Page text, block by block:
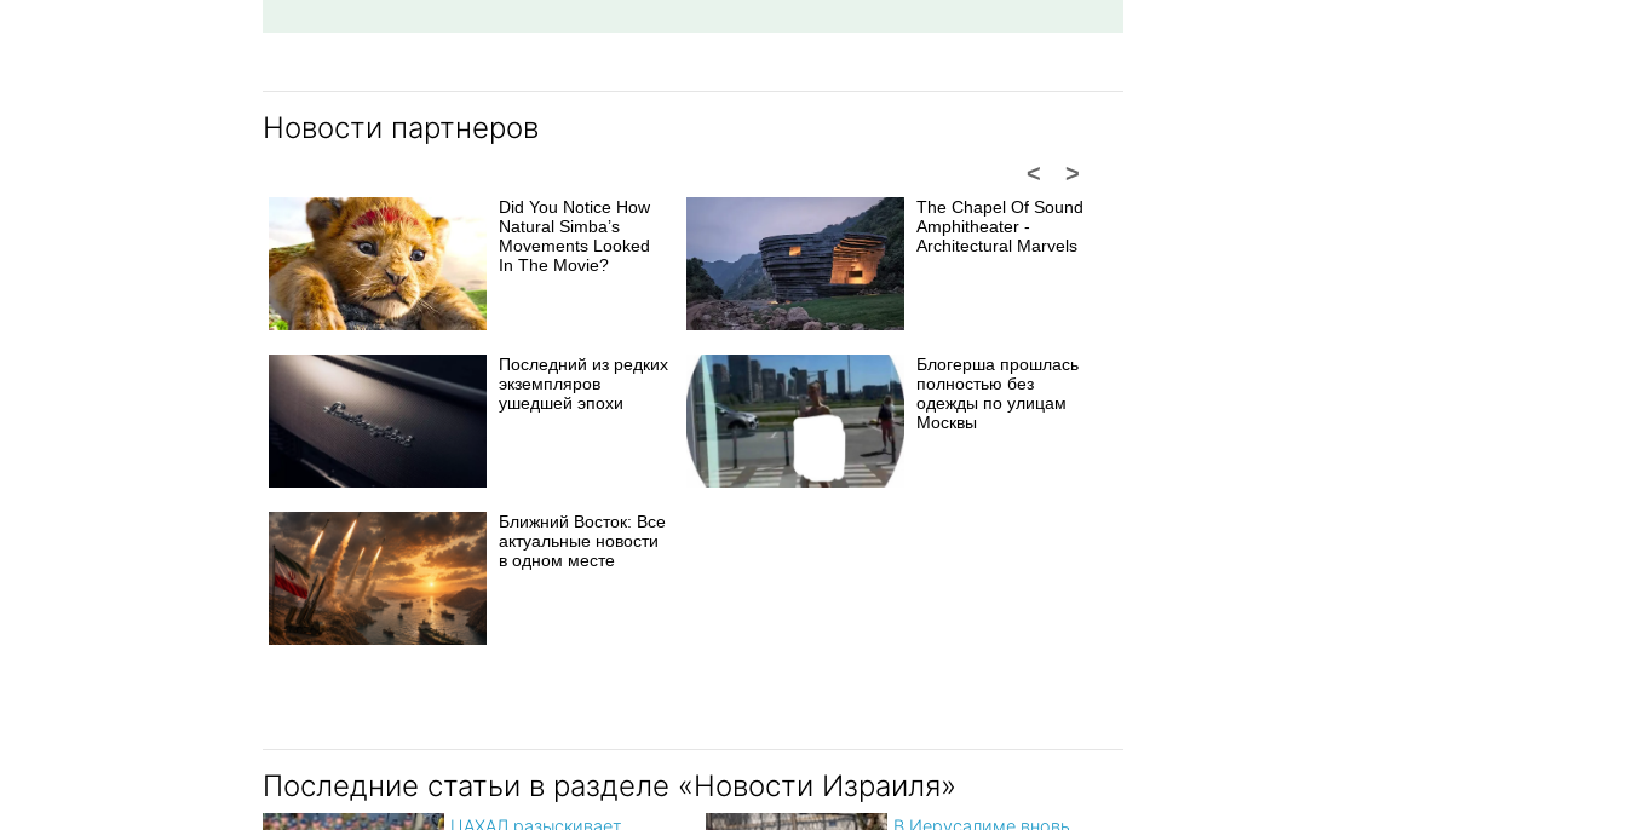
Новости партнеров
>
<
Did You Notice How
Natural Simba’s
Movements Looked
In The Movie?
The Chapel Of Sound
Amphitheater -
Architectural Marvels
Последний из редких
экземпляров
ушедшей эпохи
Блогерша прошлась
полностью без
одежды по улицам
Москвы
Ближний Восток: Все
актуальные новости
в одном месте
Последние статьи в разделе «Новости Израиля»
ЦАХАЛ разыскивает В Иерусалиме вновь